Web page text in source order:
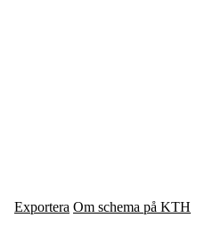
Exportera Om schema på KTH